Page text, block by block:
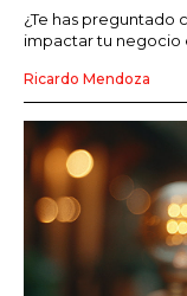
¿Te has
impactar tu negocio
Ricardo Mendoza